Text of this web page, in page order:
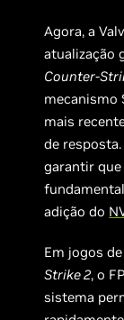
Agora, a
atualização
Counter-
mecanismo
mais
de
garantir que
adição do
Em jogos
Strike 2, o
sistema